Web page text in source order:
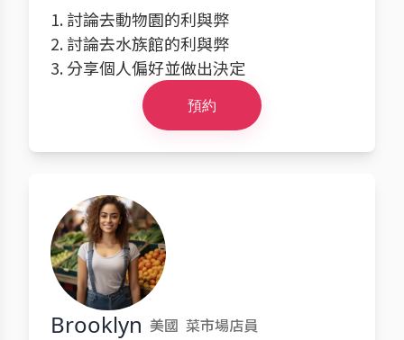
1. 討論去動物園的利與弊
2. 討論去水族館的利與弊
3. 分享個人偏好並做出決定
預約
Brooklyn 美國 菜市場店員